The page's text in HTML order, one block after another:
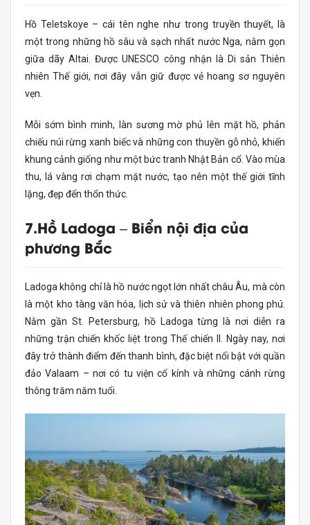
Hồ Teletskoye – cái tên nghe như trong truyền thuyết, là
một trong những hồ sâu và sạch nhất nước Nga, nằm gọn
giữa dãy Altai. Được UNESCO công nhận là Di sản Thiên
nhiên Thế giới, nơi đây vẫn giữ được vẻ hoang sơ nguyên
vẹn.
Mỗi sớm bình minh, làn sương mờ phủ lên mặt hồ, phản
chiếu núi rừng xanh biếc và những con thuyền gỗ nhỏ, khiến
khung cảnh giống như một bức tranh Nhật Bản cổ. Vào mùa
thu, lá vàng rơi chạm mặt nước, tạo nên một thế giới tĩnh
lặng, đẹp đến thổn thức.
7.Hồ Ladoga – Biển nội địa của
phương Bắc
Ladoga không chỉ là hồ nước ngọt lớn nhất châu Âu, mà còn
là một kho tàng văn hóa, lịch sử và thiên nhiên phong phú.
Nằm gần St. Petersburg, hồ Ladoga từng là nơi diễn ra
những trận chiến khốc liệt trong Thế chiến II. Ngày nay, nơi
đây trở thành điểm đến thanh bình, đặc biệt nổi bật với quần
đảo Valaam – nơi có tu viện cổ kính và những cánh rừng
thông trăm năm tuổi.